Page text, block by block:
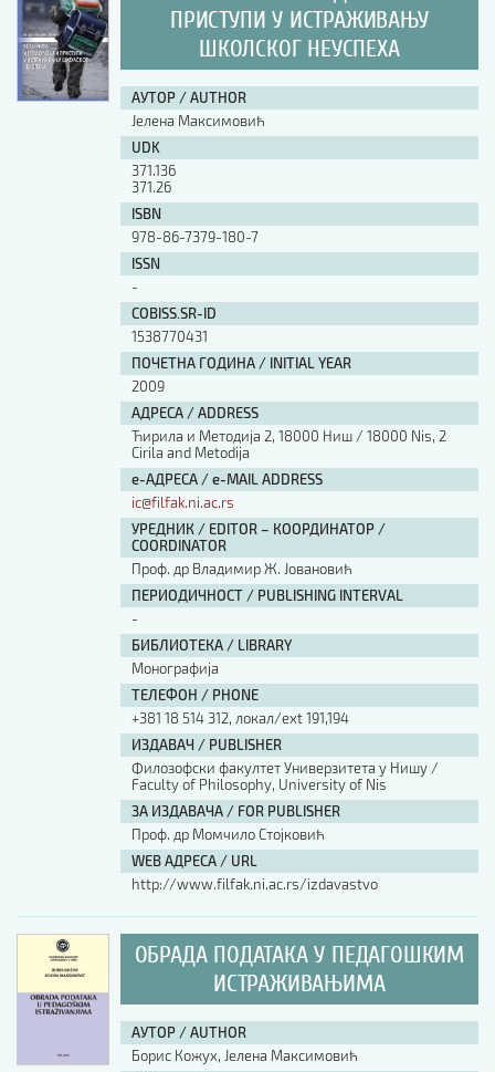
ПРИСТУПИ У ИСТРАЖИВАЊУ
ШКОЛСКОГ НЕУСПЕХА
АУТОР / AUTHOR
Јелена Максимовић
UDK
371.136
371.26
ISBN
978-86-7379-180-7
ISSN
-
COBISS.SR-ID
1538770431
ПОЧЕТНА ГОДИНА / INITIAL YEAR
2009
АДРЕСА / ADDRESS
Ћирила и Методија 2, 18000 Ниш / 18000 Nis, 2
Cirila and Metodija
е-АДРЕСА / e-MAIL ADDRESS
ic@filfak.ni.ac.rs
УРЕДНИК / EDITOR – КООРДИНАТОР /
COORDINATOR
Проф. др Владимир Ж. Јовановић
ПЕРИОДИЧНОСТ / PUBLISHING INTERVAL
-
БИБЛИОТЕКА / LIBRARY
Монографија
ТЕЛЕФОН / PHONE
+381 18 514 312, локал/ext 191,194
ИЗДАВАЧ / PUBLISHER
Филозофски факултет Универзитета у Нишу /
Faculty of Philosophy, University of Nis
ЗА ИЗДАВАЧА / FOR PUBLISHER
Проф. др Момчило Стојковић
WEB АДРЕСА / URL
http://www.filfak.ni.ac.rs/izdavastvo
ОБРАДА ПОДАТАКА У ПЕДАГОШКИМ
ИСТРАЖИВАЊИМА
АУТОР / AUTHOR
Борис Кожух, Јелена Максимовић